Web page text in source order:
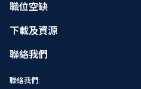
職位空缺
下載及資源
聯絡我們
聯絡我們: